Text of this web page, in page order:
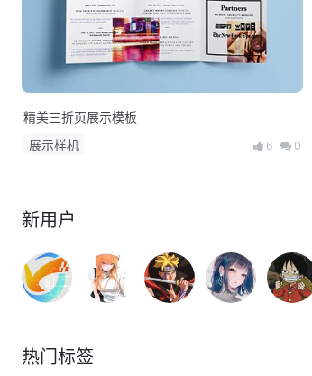
精美三折页展示模板
展示样机
6 0
新用户
热门标签